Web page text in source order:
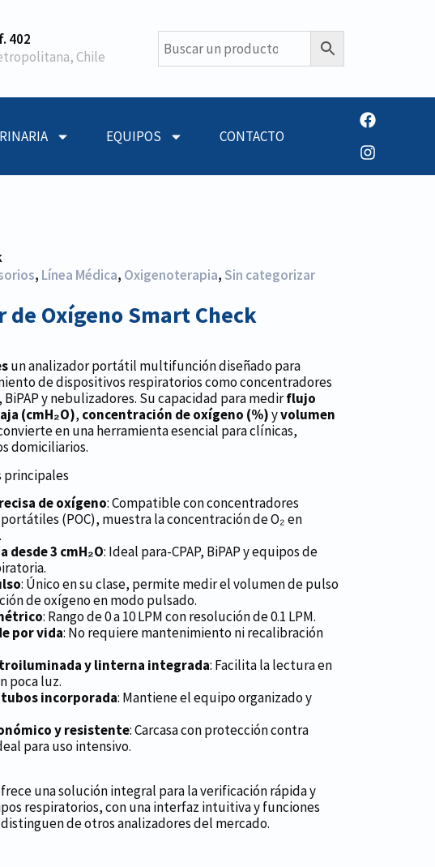
402
Chile
EQUIPOS CONTACTO
, Línea Médica, Oxigenoterapia, Sin categorizar
de Oxígeno Smart Check
un analizador portátil multifunción diseñado para
de dispositivos respiratorios como concentradores
BiPAP y nebulizadores. Su capacidad para medirflujo
(cmH₂O), concentración de oxígeno (%)yvolumen
en una herramienta esencial para clínicas,
domiciliarios.
principales
de oxígeno: Compatible con concentradores
(POC), muestra la concentración de O₂ en
desde 3 cmH₂O: Ideal para-CPAP, BiPAP y equipos de
: Único en su clase, permite medir el volumen de pulso
de oxígeno en modo pulsado.
: Rango de 0 a 10 LPM con resolución de 0.1 LPM.
por vida: No requiere mantenimiento ni recalibración
y linterna integrada: Facilita la lectura en
poca luz.
incorporada: Mantiene el equipo organizado y
y resistente: Carcasa con protección contra
para uso intensivo.
una solución integral para la verificación rápida y
respiratorios, con una interfaz intuitiva y funciones
de otros analizadores del mercado.